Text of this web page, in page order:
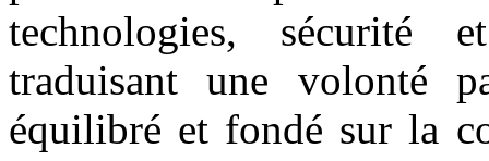
technologies, sécurité
traduisant une volonté
équilibré et fondé sur la